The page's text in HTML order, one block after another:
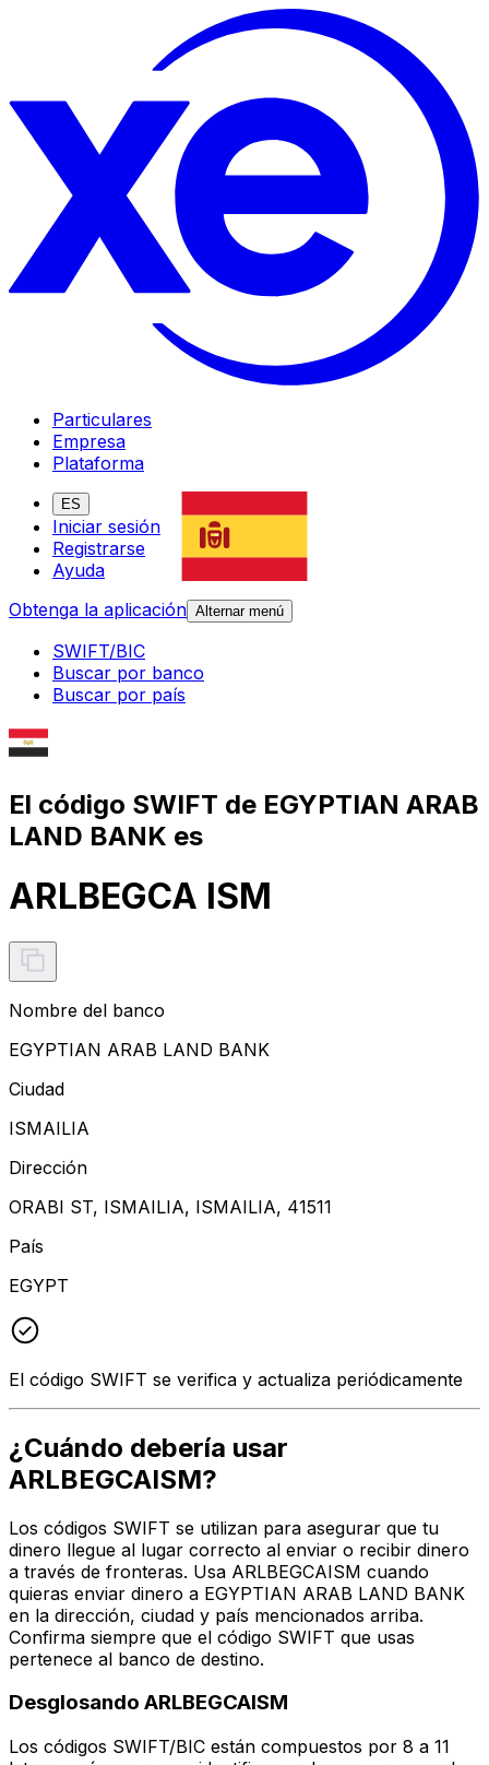
Particulares
Empresa
Plataforma
ES
Iniciar sesión
Registrarse
Ayuda
Obtenga la aplicación Alternar menú
SWIFT/BIC
Buscar por banco
Buscar por país
El código SWIFT de EGYPTIAN ARAB
LAND BANK es
ARLBEGCA ISM
Nombre del banco
EGYPTIAN ARAB LAND BANK
Ciudad
ISMAILIA
Dirección
ORABI ST, ISMAILIA, ISMAILIA, 41511
País
EGYPT
El código SWIFT se verifica y actualiza periódicamente
¿Cuándo debería usar
ARLBEGCAISM?
Los códigos SWIFT se utilizan para asegurar que tu
dinero llegue al lugar correcto al enviar o recibir dinero
a través de fronteras. Usa ARLBEGCAISM cuando
quieras enviar dinero a EGYPTIAN ARAB LAND BANK
en la dirección, ciudad y país mencionados arriba.
Confirma siempre que el código SWIFT que usas
pertenece al banco de destino.
Desglosando ARLBEGCAISM
Los códigos SWIFT/BIC están compuestos por 8 a 11